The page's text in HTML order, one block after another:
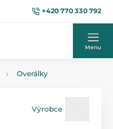
+420 770 330 792
Menu
Overálky
Výrobce